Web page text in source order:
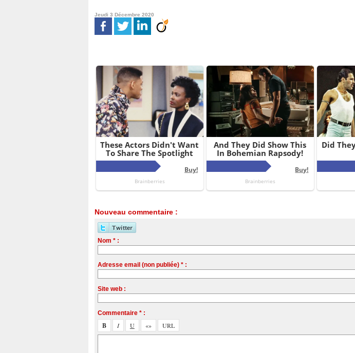
Jeudi 3 Décembre 2020
Nouveau commentaire :
Nom * :
Adresse email (non publiée) * :
Site web :
Commentaire * :